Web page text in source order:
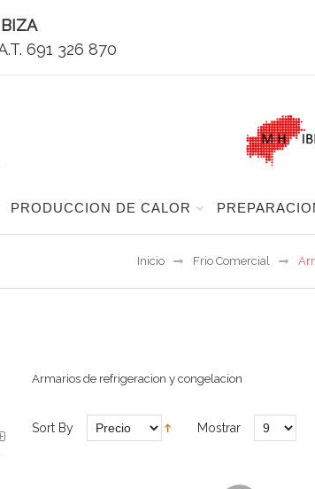
691 326 870
PRODUCCION DE CALOR
Inicio Frio Comercial
Armarios de refrigeracion y congelacion
Sort By Mostrar